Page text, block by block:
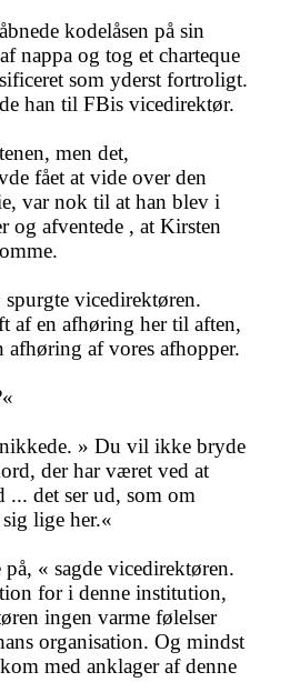
kodelåsen på sin
nappa og tog et charteque
som yderst fortroligt.
han til FBis vicedirektør.
men det,
fået at vide over den
var nok til at han blev i
og afventede , at Kirsten
spurgte vicedirektøren.
af en afhøring her til aften,
afhøring af vores afhopper.
» Du vil ikke bryde
der har været ved at
det ser ud, som om
lige her.«
« sagde vicedirektøren.
for i denne institution,
ingen varme følelser
organisation. Og mindst
med anklager af denne